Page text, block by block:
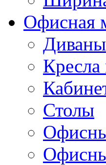
Офисная
Диваны
Столы